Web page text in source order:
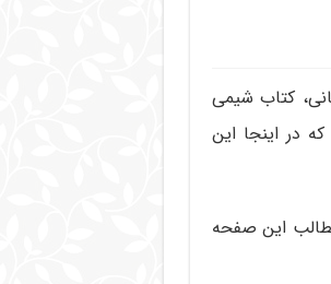
کتاب شیمی
در اینجا این
این صفحه